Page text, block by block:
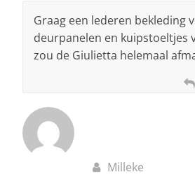
Graag een lederen bekleding
deurpanelen en kuipstoeltjes
zou de Giulietta helemaal
Milleke